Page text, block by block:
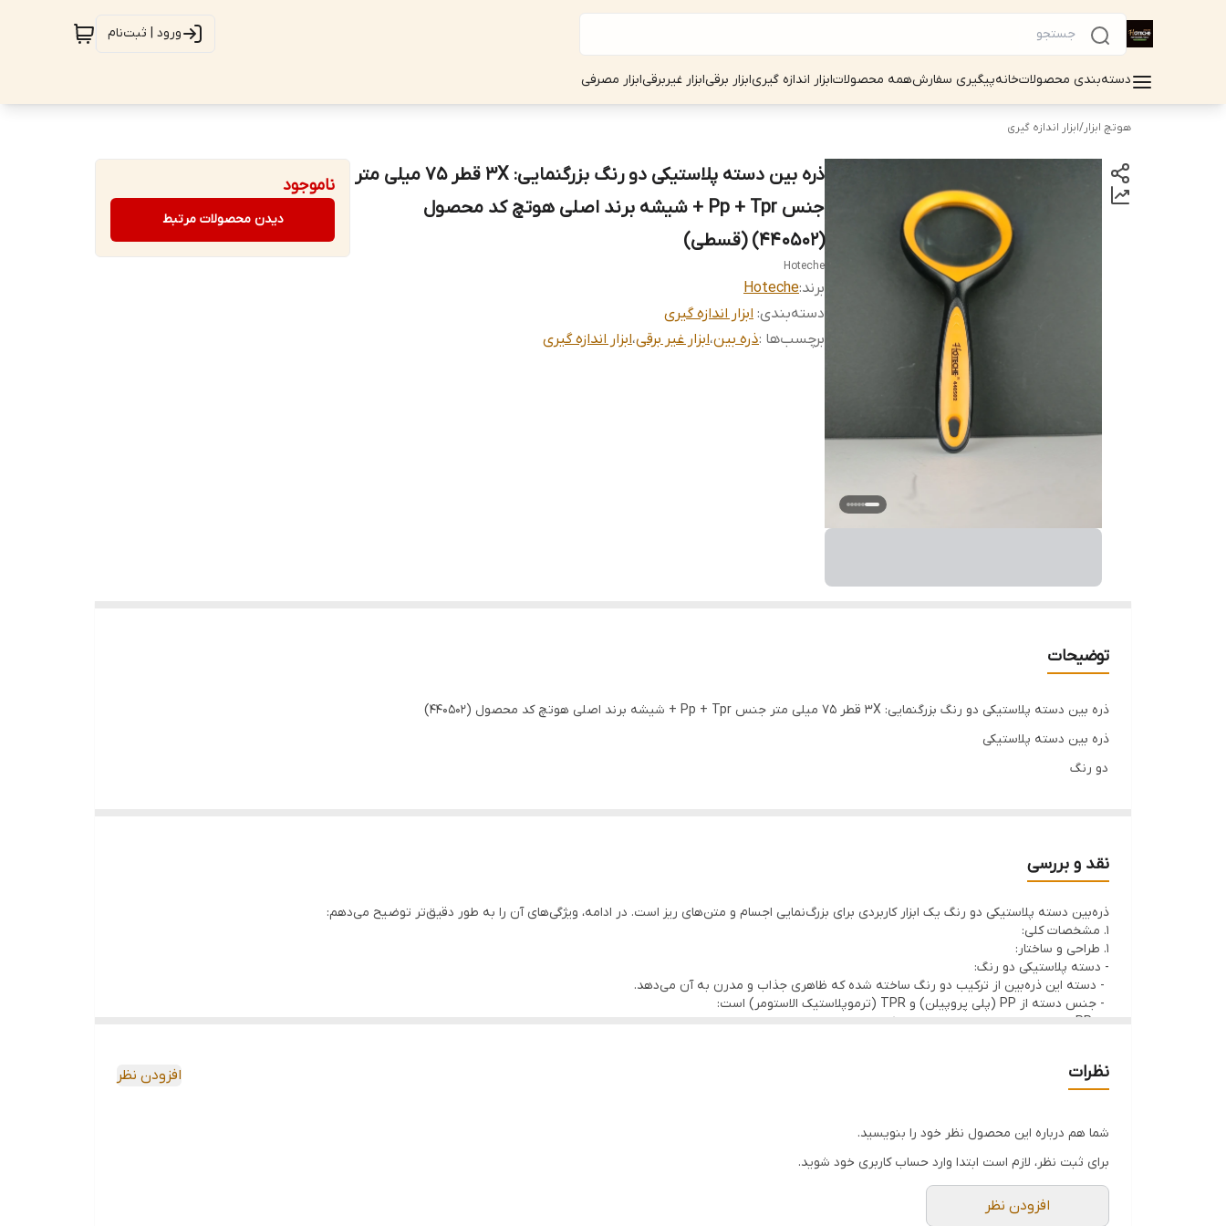
ورود | ثبت‌نام
دسته‌بندی محصولاتخانهپیگیری سفارشهمه محصولاتابزار اندازه گیریابزار برقیابزار غیربرقیابزار مصرفی
هوتچ ابزار/ابزار اندازه گیری
ذره بین دسته پلاستیکی دو رنگ بزرگنمایی: 3X قطر 75 میلی متر
جنس Pp + Tpr + شیشه برند اصلی هوتچ کد محصول
(440502) (قسطی)
Hoteche
برند:Hoteche
دسته‌بندی: ابزار اندازه گیری
برچسب‌ها :ذره بین،ابزار غیر برقی،ابزار اندازه گیری
ناموجود
دیدن محصولات مرتبط
توضیحات
ذره بین دسته پلاستیکی دو رنگ بزرگنمایی: 3X قطر 75 میلی متر جنس Pp + Tpr + شیشه برند اصلی هوتچ کد محصول (440502)
ذره بین دسته پلاستیکی
دو رنگ
جنس: Pp + Tpr + شیشه
نقد و بررسی
ذره‌بین دسته پلاستیکی دو رنگ یک ابزار کاربردی برای بزرگ‌نمایی اجسام و متن‌های ریز است. در ادامه، ویژگی‌های آن را به طور دقیق‌تر توضیح می‌دهم:
1. مشخصات کلی:
1. طراحی و ساختار:
- دسته پلاستیکی دو رنگ:
- دسته این ذره‌بین از ترکیب دو رنگ ساخته شده که ظاهری جذاب و مدرن به آن می‌دهد.
- جنس دسته از PP (پلی پروپیلن) و TPR (ترموپلاستیک الاستومر) است:
- جنس: شیشه‌ای
- شیشه باکیفیت، وضوح تصویر بالایی ایجاد می‌کند و در برابر خط و خش مقاوم است.
- سطح بزرگ لنز امکان مشاهده ناحیه وسیع‌تری را فراهم می‌کند.
- اجسام را تا 3 برابر بزرگ‌تر نشان می‌دهد، مناسب برای مطالعه نوشته‌های ریز، نقشه‌ها، قطعات الکترونیکی و...
3. کاربردها:
- مطالعه کتاب‌های با فونت ریز (مانند قرآن، واژه‌نامه‌ها).
نظرات افزودن نظر
شما هم درباره این محصول نظر خود را بنویسید.
برای ثبت نظر، لازم است ابتدا وارد حساب کاربری خود شوید.
افزودن نظر